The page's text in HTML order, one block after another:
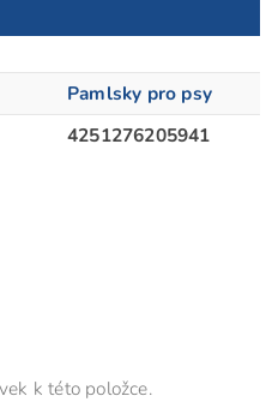
Pamlsky pro psy
4251276205941
k této položce.